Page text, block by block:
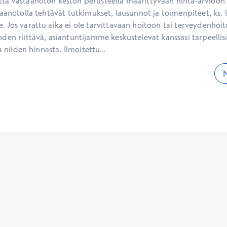
tehtävät tutkimukset, lausunnot ja toimenpiteet, ks.
Jos varattu aika ei ole tarvittavaan hoitoon tai
riittävä, asiantuntijamme keskustelevat kanssasi
niiden hinnasta. Ilmoitettu...